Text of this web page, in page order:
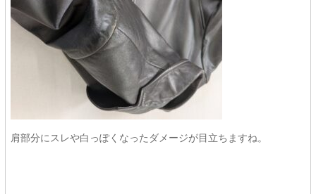
肩部分にスレや白っぽくなったダメージが目立ちますね。